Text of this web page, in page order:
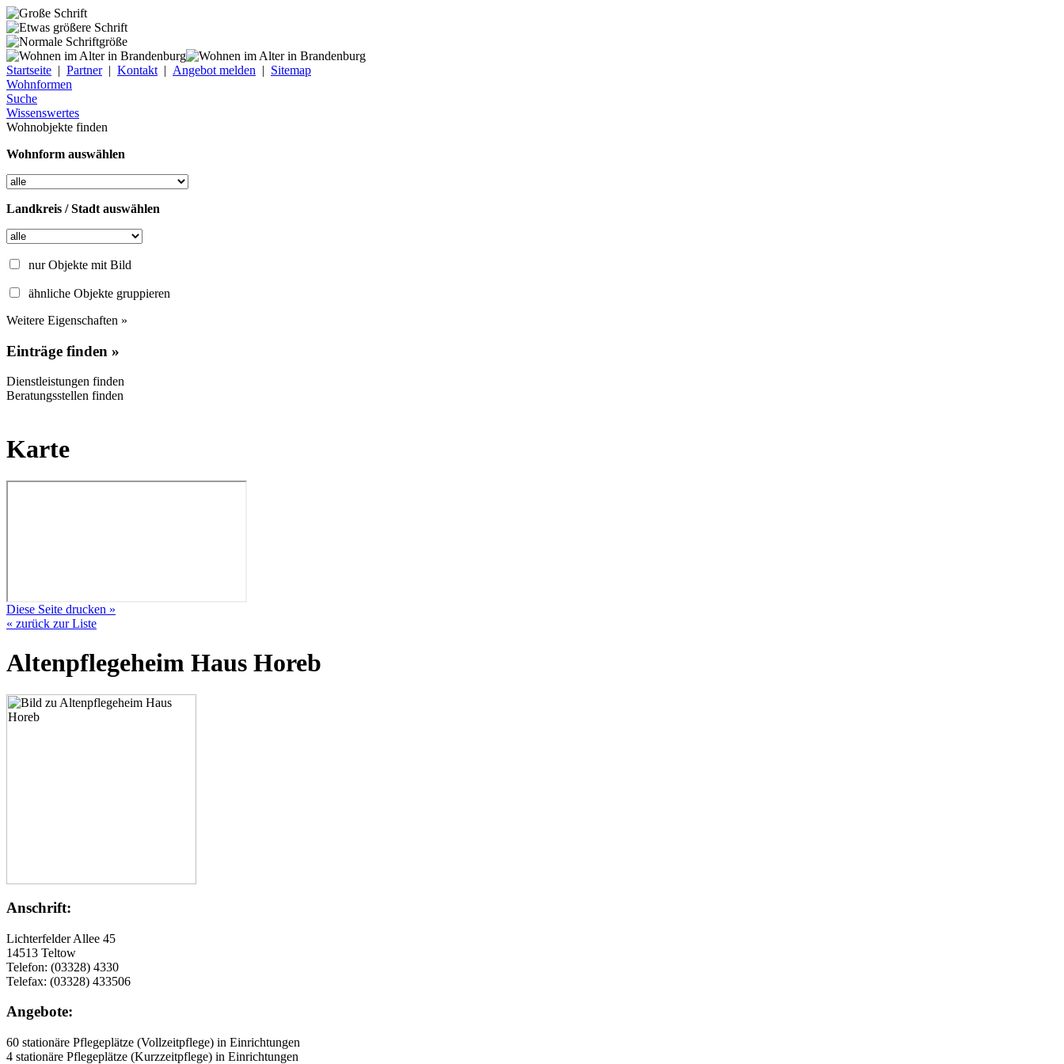
Startseite | Partner| Kontakt | Angebot melden | Sitemap
Wohnformen
Suche
Wissenswertes
Wohnobjekte finden
Wohnform auswählen
Landkreis / Stadt auswählen
nur Objekte mit Bild
ähnliche Objekte gruppieren
Weitere Eigenschaften »
Einträge finden »
Dienstleistungen finden
Beratungsstellen finden
Karte
Diese Seite drucken »
« zurück zur Liste
Altenpflegeheim Haus Horeb
Anschrift:
Lichterfelder Allee 45
14513 Teltow
Telefon: (03328) 4330
Telefax: (03328) 433506
Angebote:
60 stationäre Pflegeplätze (Vollzeitpflege) in Einrichtungen
4 stationäre Pflegeplätze (Kurzzeitpflege) in Einrichtungen